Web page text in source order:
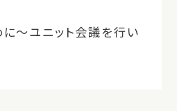
～ユニット会議を行い